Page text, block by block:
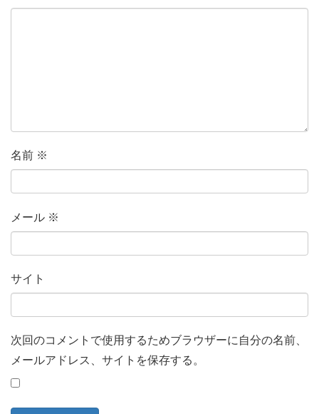
名前 ※
メール ※
サイト
次回のコメントで使用するためブラウザーに自分の名前、
メールアドレス、サイトを保存する。